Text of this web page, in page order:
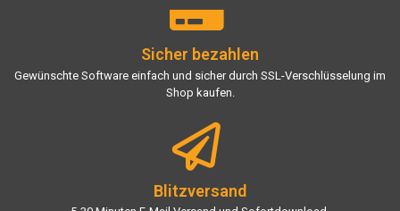
Sicher bezahlen
Gewünschte Software einfach und sicher durch SSL-Verschlüsselung im
Shop kaufen.
Blitzversand